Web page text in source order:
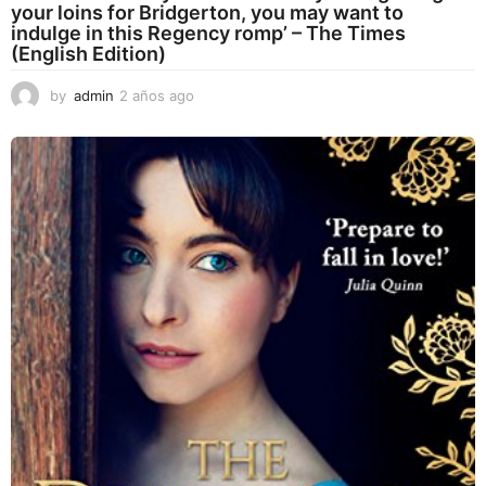
your loins for Bridgerton, you may want to
indulge in this Regency romp’ – The Times
(English Edition)
by admin 2 años ago
ñ
o
s
a
g
o